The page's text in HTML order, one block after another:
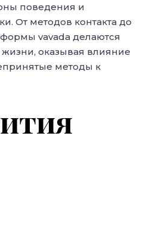
поведения и
От методов контакта до
vavada делаются
оказывая влияние
методы к